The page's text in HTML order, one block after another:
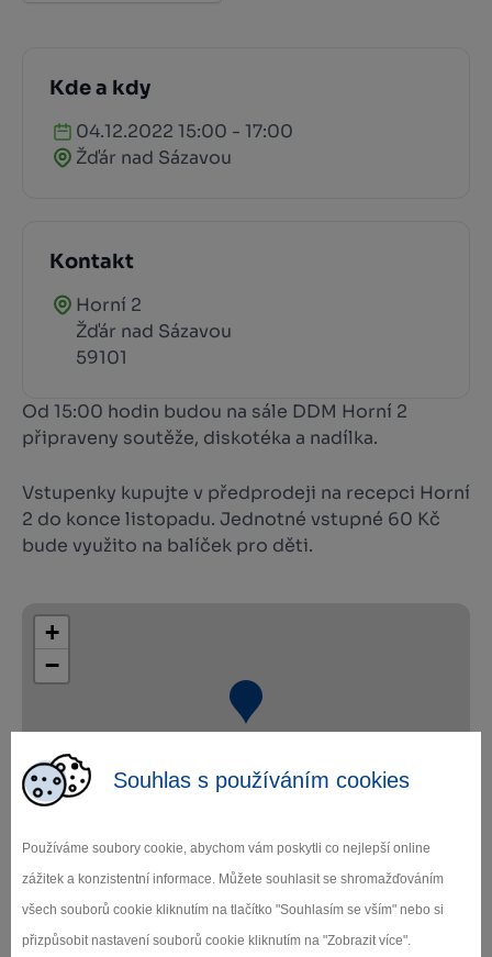
Souhlas s používáním cookies
Používáme soubory cookie, abychom vám poskytli co nejlepší online
zážitek a konzistentní informace. Můžete souhlasit se shromažďováním
všech souborů cookie kliknutím na tlačítko "Souhlasím se vším" nebo si
přizpůsobit nastavení souborů cookie kliknutím na "Zobrazit více".
Kde a kdy
04.12.2022 15:00 - 17:00
Žďár nad Sázavou
Kontakt
Horní 2
Žďár nad Sázavou
59101
Od 15:00 hodin budou na sále DDM Horní 2
připraveny soutěže, diskotéka a nadílka.
Vstupenky kupujte v předprodeji na recepci Horní
2 do konce listopadu. Jednotné vstupné 60 Kč
bude využito na balíček pro děti.
+
−